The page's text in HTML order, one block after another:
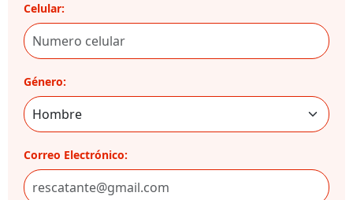
Celular:
Género:
Correo Electrónico: